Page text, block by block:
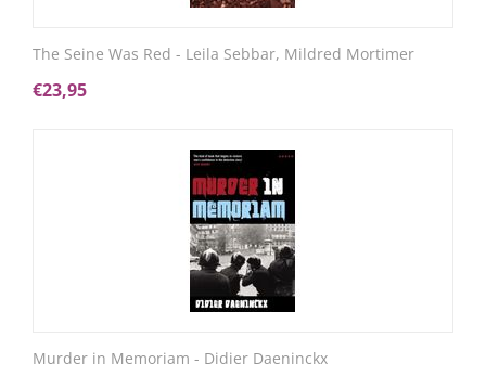
The Seine Was Red - Leila Sebbar, Mildred Mortimer
€23,95
Murder in Memoriam - Didier Daeninckx